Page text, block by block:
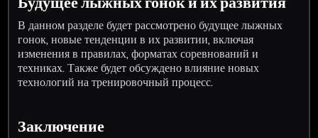
В данном разделе будет рассмотрено будущее лыжных
гонок, новые тенденции в их развитии, включая
изменения в правилах, форматах соревнований и
техниках. Также будет обсуждено влияние новых
технологий на тренировочный процесс.
Заключение